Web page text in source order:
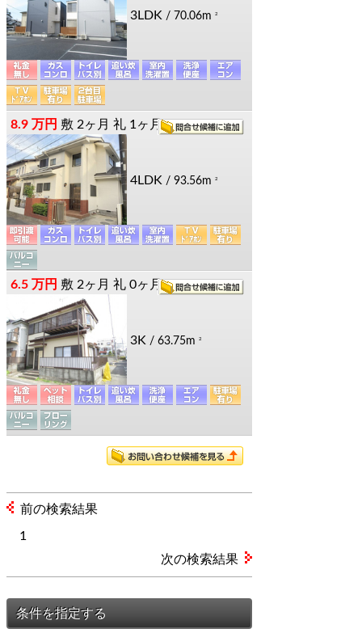
3LDK / 70.06m 2
8.9 万円 敷 2ヶ月 礼 1ヶ月
4LDK / 93.56m 2
6.5 万円 敷 2ヶ月 礼 0ヶ月
3K / 63.75m 2
前の検索結果
1